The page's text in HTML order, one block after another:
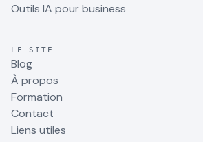
Outils IA pour business
LE SITE
Blog
À propos
Formation
Contact
Liens utiles